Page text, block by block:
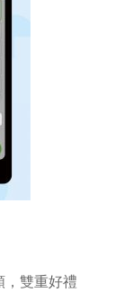
雙重好禮